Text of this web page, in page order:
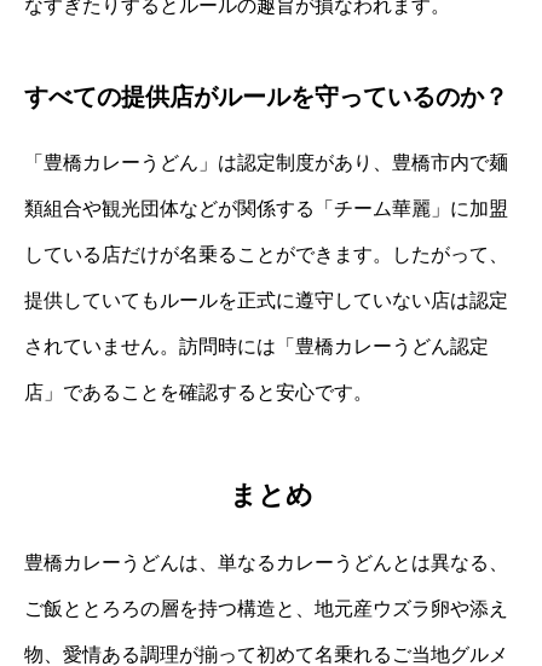
なすぎたりするとルールの趣旨が損なわれます。
すべての提供店がルールを守っているのか？
「豊橋カレーうどん」は認定制度があり、豊橋市内で麺
類組合や観光団体などが関係する「チーム華麗」に加盟
している店だけが名乗ることができます。したがって、
提供していてもルールを正式に遵守していない店は認定
されていません。訪問時には「豊橋カレーうどん認定
店」であることを確認すると安心です。
まとめ
豊橋カレーうどんは、単なるカレーうどんとは異なる、
ご飯ととろろの層を持つ構造と、地元産ウズラ卵や添え
物、愛情ある調理が揃って初めて名乗れるご当地グルメ